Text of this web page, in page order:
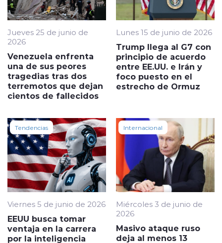
Jueves 25 de junio de
2026
Venezuela enfrenta
una de sus peores
tragedias tras dos
terremotos que dejan
cientos de fallecidos
Lunes 15 de junio de 2026
Trump llega al G7 con
principio de acuerdo
entre EE.UU. e Irán y
foco puesto en el
estrecho de Ormuz
Tendencias
Viernes 5 de junio de 2026
EEUU busca tomar
ventaja en la carrera
por la inteligencia
Internacional
Miércoles 3 de junio de
2026
Masivo ataque ruso
deja al menos 13